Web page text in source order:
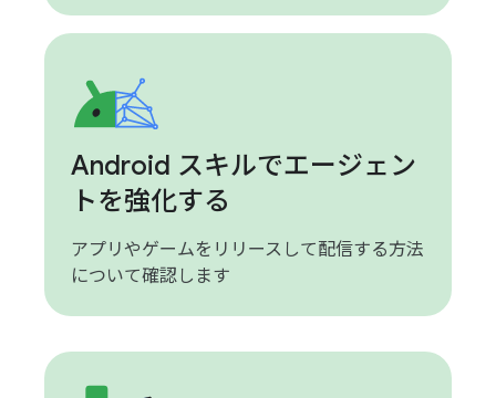
Android スキルでエージェン
トを強化する
アプリやゲームをリリースして配信する方法
について確認します